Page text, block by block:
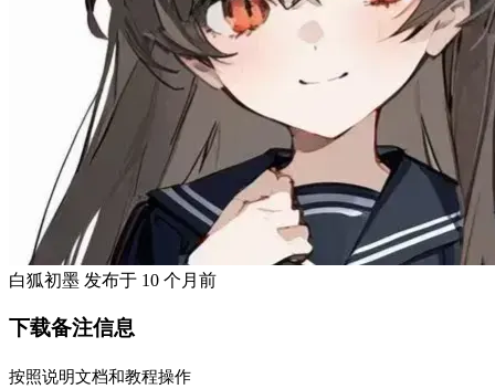
白狐初墨 发布于 10 个月前
下载备注信息
按照说明文档和教程操作